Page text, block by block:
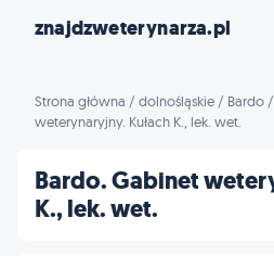
znajdzweterynarza.pl
Strona główna / dolnośląskie / Bardo /
weterynaryjny. Kułach K., lek. wet.
Bardo. Gabinet
K., lek. wet.